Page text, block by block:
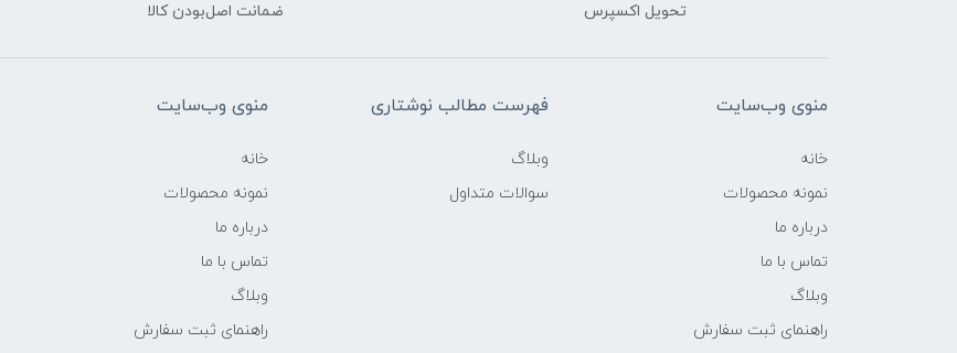
تحویل اکسپرس ضمانت اصل‌بودن کالا
منوی وب‌سایت
خانه
نمونه محصولات
درباره ما
تماس با ما
وبلاگ
راهنمای ثبت سفارش
فهرست مطالب نوشتاری
وبلاگ
سوالات متداول
منوی وب‌سایت
خانه
نمونه محصولات
درباره ما
تماس با ما
وبلاگ
راهنمای ثبت سفارش